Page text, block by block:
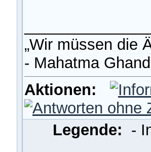
„Wir müssen die
- Mahatma
Aktionen:
Legende: -